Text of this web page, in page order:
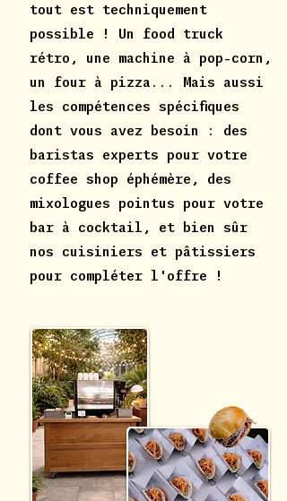
tout est techniquement
possible ! Un food truck
rétro, une machine à pop-corn,
un four à pizza... Mais aussi
les compétences spécifiques
dont vous avez besoin : des
baristas experts pour votre
coffee shop éphémère, des
mixologues pointus pour votre
bar à cocktail, et bien sûr
nos cuisiniers et pâtissiers
pour compléter l'offre !